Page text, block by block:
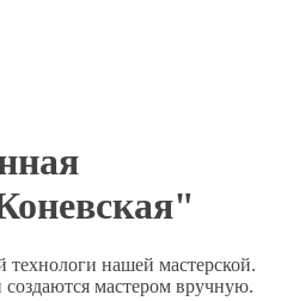
технологи нашей мастерской.
мастером вручную.